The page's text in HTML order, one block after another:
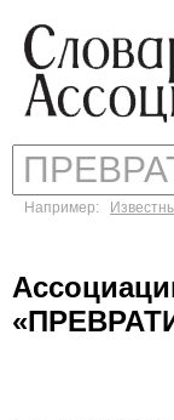
Например: